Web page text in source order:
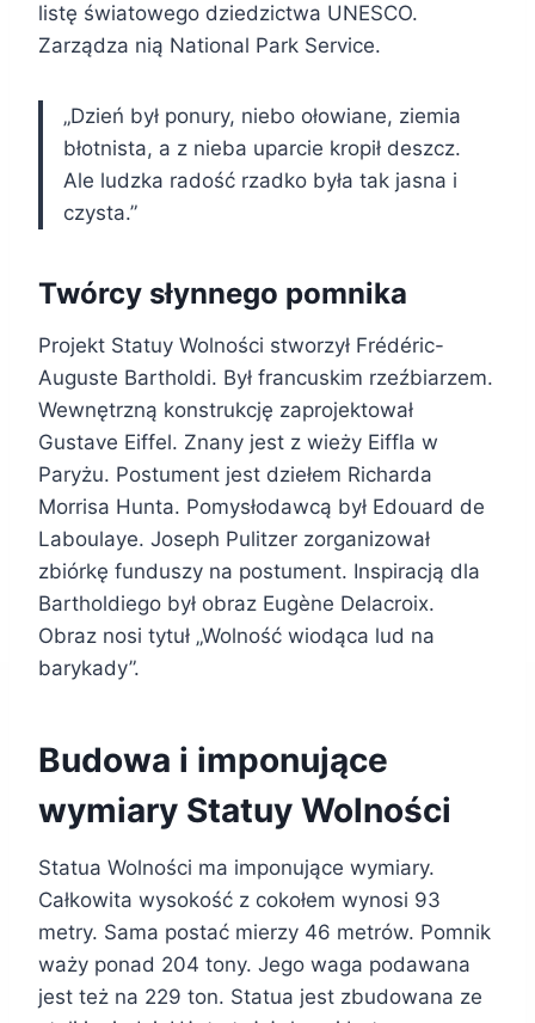
listę światowego dziedzictwa UNESCO.
Zarządza nią National Park Service.
„Dzień był ponury, niebo ołowiane, ziemia
błotnista, a z nieba uparcie kropił deszcz.
Ale ludzka radość rzadko była tak jasna i
czysta.”
Twórcy słynnego pomnika
Projekt Statuy Wolności stworzył Frédéric-
Auguste Bartholdi. Był francuskim rzeźbiarzem.
Wewnętrzną konstrukcję zaprojektował
Gustave Eiffel. Znany jest z wieży Eiffla w
Paryżu. Postument jest dziełem Richarda
Morrisa Hunta. Pomysłodawcą był Edouard de
Laboulaye. Joseph Pulitzer zorganizował
zbiórkę funduszy na postument. Inspiracją dla
Bartholdiego był obraz Eugène Delacroix.
Obraz nosi tytuł „Wolność wiodąca lud na
barykady”.
Budowa i imponujące
wymiary Statuy Wolności
Statua Wolności ma imponujące wymiary.
Całkowita wysokość z cokołem wynosi 93
metry. Sama postać mierzy 46 metrów. Pomnik
waży ponad 204 tony. Jego waga podawana
jest też na 229 ton. Statua jest zbudowana ze